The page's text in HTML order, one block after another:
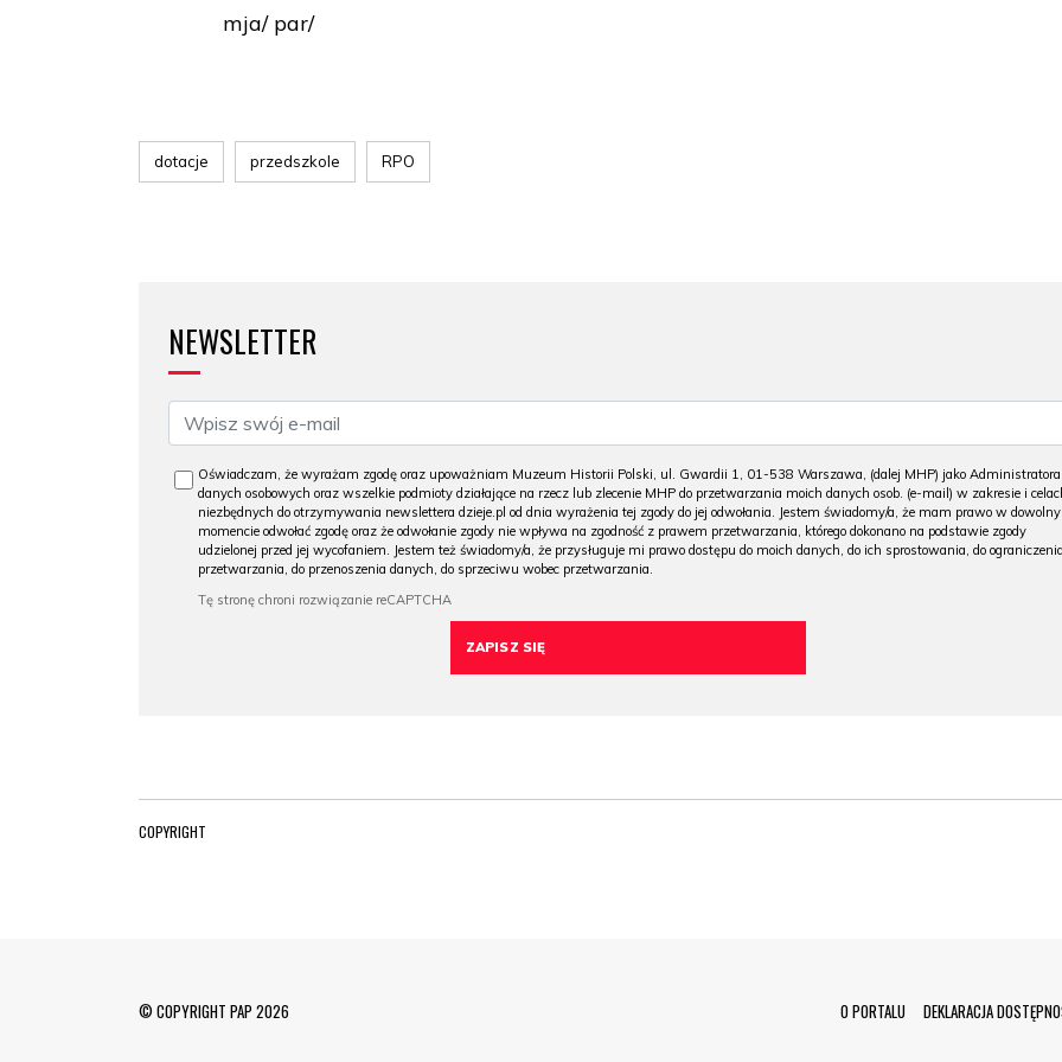
mja/ par/
dotacje przedszkole RPO
NEWSLETTER
Oświadczam, że wyrażam zgodę oraz upoważniam Muzeum Historii Polski, ul. Gwardii 1, 01-538 Warszawa, (dalej MHP) jako Administratora
danych osobowych oraz wszelkie podmioty działające na rzecz lub zlecenie MHP do przetwarzania moich danych osob. (e-mail) w zakresie i
niezbędnych do otrzymywania newslettera dzieje.pl od dnia wyrażenia tej zgody do jej odwołania. Jestem świadomy/a, że mam prawo w
momencie odwołać zgodę oraz że odwołanie zgody nie wpływa na zgodność z prawem przetwarzania, którego dokonano na podstawie zgody
udzielonej przed jej wycofaniem. Jestem też świadomy/a, że przysługuje mi prawo dostępu do moich danych, do ich sprostowania, do
przetwarzania, do przenoszenia danych, do sprzeciwu wobec przetwarzania.
COPYRIGHT
© COPYRIGHT PAP 2026 Menu Footer
O PORTALU DEKLARACJA